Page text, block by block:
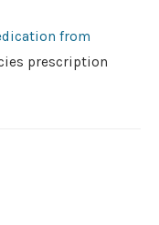
from
prescription